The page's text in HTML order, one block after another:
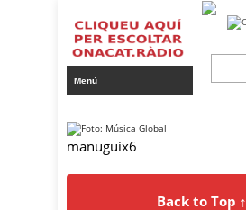
manuguix6
Back to Top ↑